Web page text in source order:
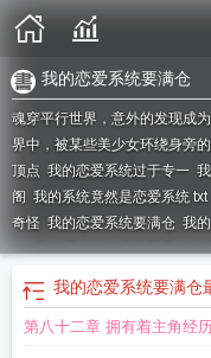
我的恋爱系统要满仓
魂穿平行世界，意外的发现成
界中，被某些美少女环绕身旁
顶点 我的恋爱系统过于专一
阁 我的系统竟然是恋爱系统 txt
奇怪 我的恋爱系统要满仓 我
统我的系统竟然是恋爱系统
我的恋爱系统总想让我表白
爱 我的系统男友
漫我的系统竟然是恋爱系统
我的恋爱系统要满仓
第八十二章 拥有着主角经